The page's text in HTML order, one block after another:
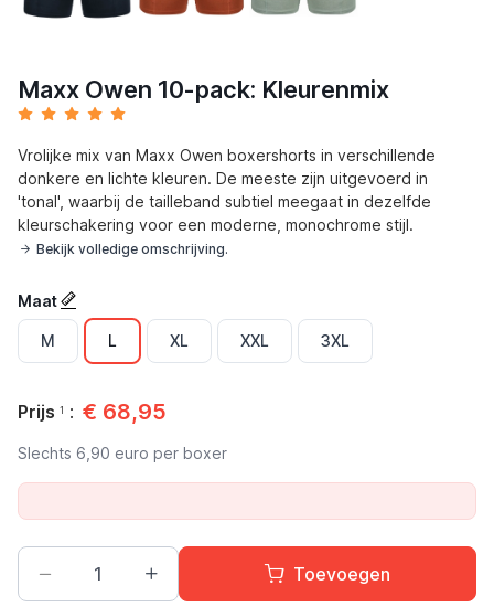
Maxx Owen 10-pack: Kleurenmix
Vrolijke mix van Maxx Owen boxershorts in verschillende
donkere en lichte kleuren. De meeste zijn uitgevoerd in
'tonal', waarbij de tailleband subtiel meegaat in dezelfde
kleurschakering voor een moderne, monochrome stijl.
Bekijk volledige omschrijving.
Maat
M L XL XXL 3XL
Prijs 1 : € 68,95
Slechts 6,90 euro per boxer
Toevoegen